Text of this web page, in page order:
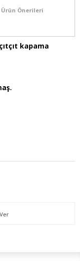
Ürün Önerileri
kapama
- Basen:110